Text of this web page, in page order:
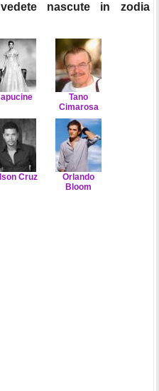
nascute in zodia
Tano
Cimarosa
Cruz
Orlando
Bloom